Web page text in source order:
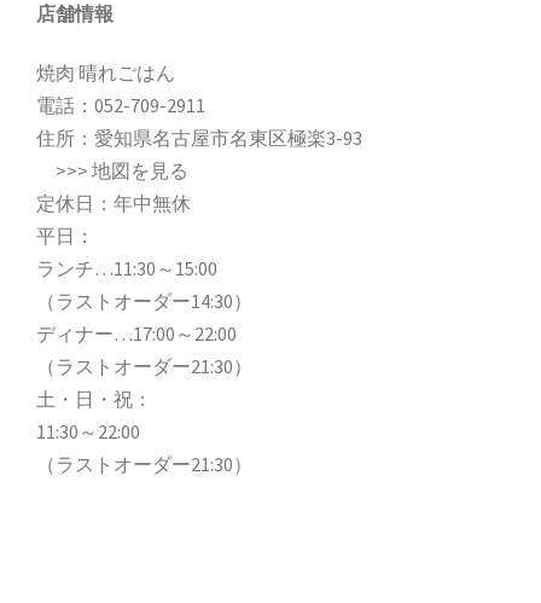
店舗情報
焼肉 晴れごはん
電話： 052-709-2911
住所：愛知県名古屋市名東区極楽3-93
>>> 地図を見る
定休日：年中無休
平日：
ランチ…11:30～15:00
（ラストオーダー14:30）
ディナー…17:00～22:00
（ラストオーダー21:30）
土・日・祝：
11:30～22:00
（ラストオーダー21:30）